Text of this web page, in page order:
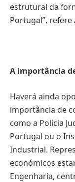
estrutural da
Portugal”,
A importância
Haverá ainda
importância de
como a Polícia
Portugal ou o
Industrial.
económicos
Engenharia,